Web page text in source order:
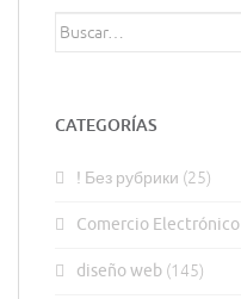
Buscar:
CATEGORÍAS
! Без рубрики (25)
Comercio Electrónico
diseño web (145)